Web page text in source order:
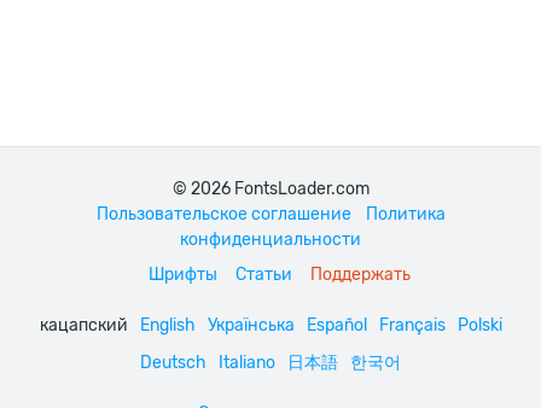
© 2026 FontsLoader.com
Пользовательское соглашение
Политика
конфиденциальности
Шрифты
Статьи Поддержать
кацапский English Українська Español Français
Polski
Deutsch
Italiano 日本語 한국어